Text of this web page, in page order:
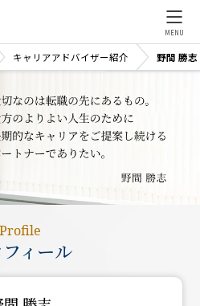
MENU
キャリアアドバイザー紹介 野間 勝志
Profile
ィール